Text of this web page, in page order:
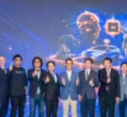
，並強調NVIDIA將幫助大家
成目標。